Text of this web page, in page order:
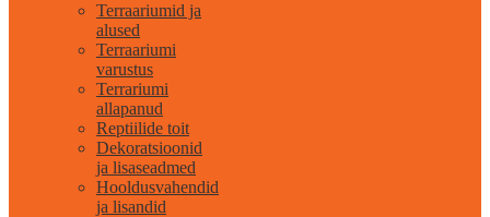
Terraariumid ja
alused
Terraariumi
varustus
Terrariumi
allapanud
Reptiilide toit
Dekoratsioonid
ja lisaseadmed
Hooldusvahendid
ja lisandid